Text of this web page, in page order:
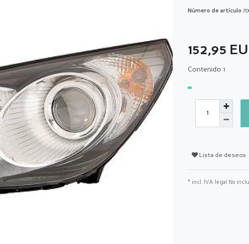
Número de artículo
152,95
Contenido 1
Lista de deseos
* incl. IVA legal No